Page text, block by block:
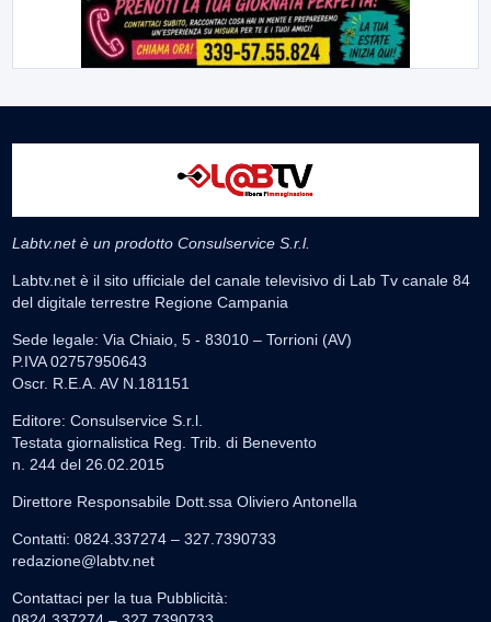
Labtv.net è un prodotto Consulservice S.r.l.
Labtv.net è il sito ufficiale del canale televisivo di Lab Tv canale 84
del digitale terrestre Regione Campania
Sede legale: Via Chiaio, 5 - 83010 – Torrioni (AV)
P.IVA 02757950643
Oscr. R.E.A. AV N.181151
Editore: Consulservice S.r.l.
Testata giornalistica Reg. Trib. di Benevento
n. 244 del 26.02.2015
Direttore Responsabile Dott.ssa Oliviero Antonella
Contatti: 0824.337274 – 327.7390733
redazione@labtv.net
Contattaci per la tua Pubblicità: